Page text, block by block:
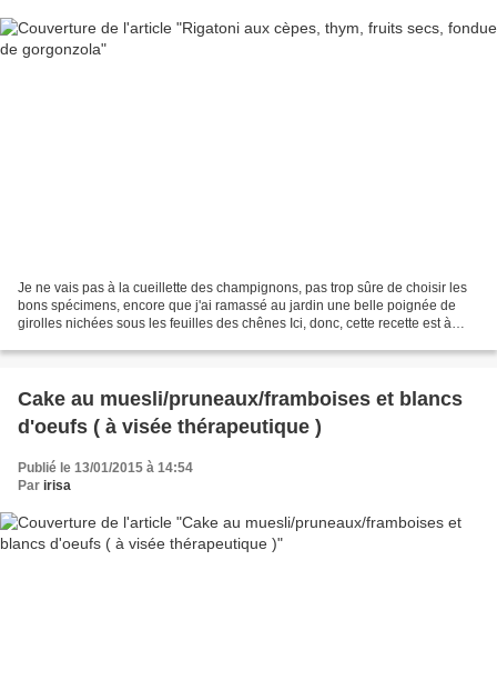
Je ne vais pas à la cueillette des champignons, pas trop sûre de choisir les
bons spécimens, encore que j'ai ramassé au jardin une belle poignée de
girolles nichées sous les feuilles des chênes Ici, donc, cette recette est à
Cake au muesli/pruneaux/framboises et blancs
d'oeufs ( à visée thérapeutique )
Publié le 13/01/2015 à 14:54
Par irisa